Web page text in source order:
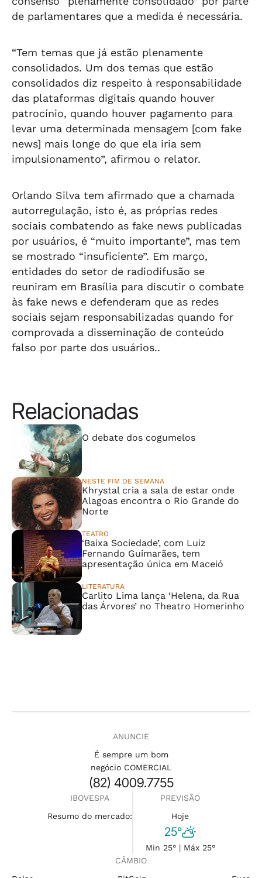
de parlamentares que a medida é necessária.
“Tem temas que já estão plenamente
consolidados. Um dos temas que estão
consolidados diz respeito à responsabilidade
das plataformas digitais quando houver
patrocínio, quando houver pagamento para
levar uma determinada mensagem [com fake
news] mais longe do que ela iria sem
impulsionamento”, afirmou o relator.
Orlando Silva tem afirmado que a chamada
autorregulação, isto é, as próprias redes
sociais combatendo as fake news publicadas
por usuários, é “muito importante”, mas tem
se mostrado “insuficiente”. Em março,
entidades do setor de radiodifusão se
reuniram em Brasília para discutir o combate
às fake news e defenderam que as redes
sociais sejam responsabilizadas quando for
comprovada a disseminação de conteúdo
falso por parte dos usuários..
Relacionadas
O debate dos cogumelos
NESTE FIM DE SEMANA
Khrystal cria a sala de estar onde
Alagoas encontra o Rio Grande do
Norte
TEATRO
‘Baixa Sociedade’, com Luiz
Fernando Guimarães, tem
apresentação única em Maceió
LITERATURA
Carlito Lima lança ‘Helena, da Rua
das Árvores’ no Theatro Homerinho
ANUNCIE
É sempre um bom
negócio COMERCIAL
(82) 4009.7755
IBOVESPA
Resumo do mercado:
PREVISÃO
Hoje
25°
Min 25° | Máx 25°
CÂMBIO